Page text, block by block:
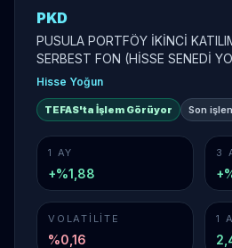
PKD
PUSULA PORTFÖY İKİNCİ
SERBEST FON (HİSSE SENEDİ
Hisse Yoğun
TEFAS'ta İşlem Görüyor Son
1 AY
+%1,88
3
VOLATILITE
%0,16
1